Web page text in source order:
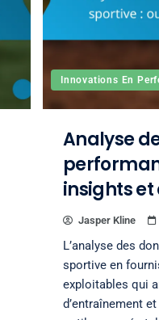
Innovations En
Analyse
insights
Jasper Kline
L’analyse des
sportive en
exploitables qui
d’entraînement